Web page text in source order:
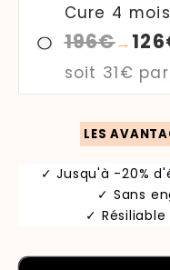
Cure 4
196€→
soit 31€
LES
✓ Jusqu'à -20%
✓ Sans
✓